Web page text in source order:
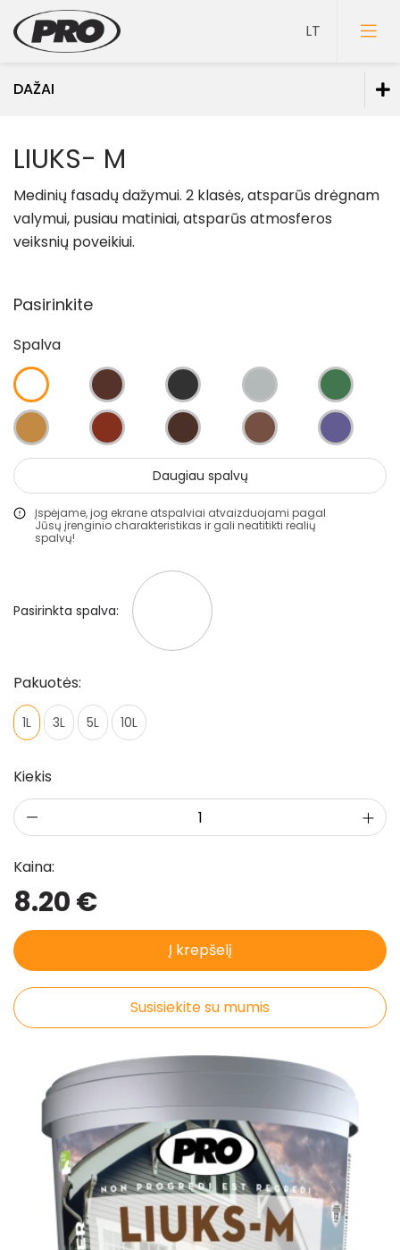
DAŽAI
Dažai luboms
Dažai grindims
Faktūriniai dažai
Dažai mineraliniams fasadams
Specialios paskirties dažai
Gruntai
Glaistai
Lakai
Klijai
Struktūriniai tinkai
Dekoravimo glaistai
Spec. paskirties priemonės
Aliejai ir impregnantai medienai
Pristatymo taisyklės
LIUKS- M
Medinių fasadų dažymui. 2 klasės, atsparūs drėgnam
valymui, pusiau matiniai, atsparūs atmosferos
veiksnių poveikiui.
Pasirinkite
Spalva
Daugiau spalvų
Įspėjame, jog ekrane atspalviai atvaizduojami pagal
Jūsų įrenginio charakteristikas ir gali neatitikti realių
spalvų!
Pasirinkta spalva:
Pakuotės:
1L 3L 5L 10L
Kiekis
Kaina:
8.20 €
Į krepšelį
Susisiekite su mumis